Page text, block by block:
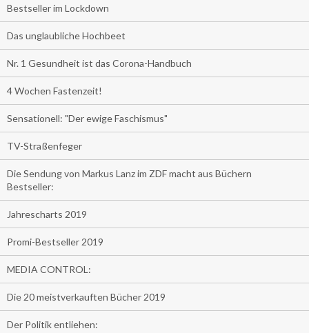
Bestseller im Lockdown
Das unglaubliche Hochbeet
Nr. 1 Gesundheit ist das Corona-Handbuch
4 Wochen Fastenzeit!
Sensationell: "Der ewige Faschismus"
TV-Straßenfeger
Die Sendung von Markus Lanz im ZDF macht aus Büchern
Bestseller:
Jahrescharts 2019
Promi-Bestseller 2019
MEDIA CONTROL:
Die 20 meistverkauften Bücher 2019
Der Politik entliehen: